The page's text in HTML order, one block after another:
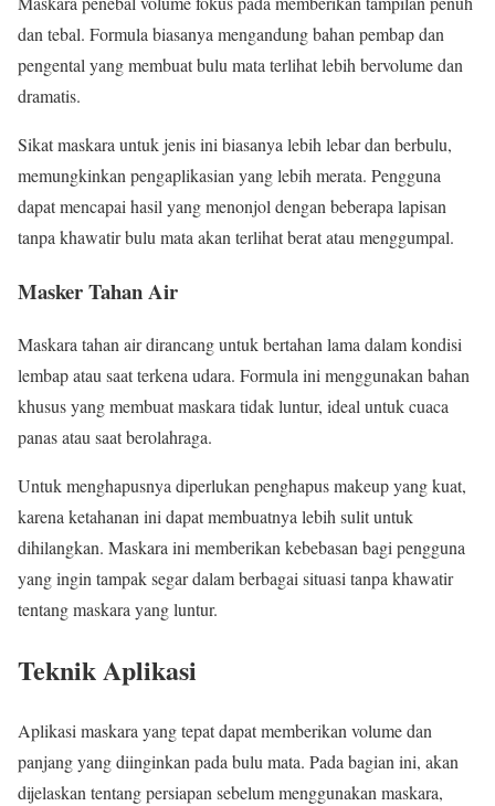
dan tebal. Formula biasanya mengandung bahan pembap dan
pengental yang membuat bulu mata terlihat lebih bervolume dan
dramatis.
Sikat maskara untuk jenis ini biasanya lebih lebar dan berbulu,
memungkinkan pengaplikasian yang lebih merata. Pengguna
dapat mencapai hasil yang menonjol dengan beberapa lapisan
tanpa khawatir bulu mata akan terlihat berat atau menggumpal.
Masker Tahan Air
Maskara tahan air dirancang untuk bertahan lama dalam kondisi
lembap atau saat terkena udara. Formula ini menggunakan bahan
khusus yang membuat maskara tidak luntur, ideal untuk cuaca
panas atau saat berolahraga.
Untuk menghapusnya diperlukan penghapus makeup yang kuat,
karena ketahanan ini dapat membuatnya lebih sulit untuk
dihilangkan. Maskara ini memberikan kebebasan bagi pengguna
yang ingin tampak segar dalam berbagai situasi tanpa khawatir
tentang maskara yang luntur.
Teknik Aplikasi
Aplikasi maskara yang tepat dapat memberikan volume dan
panjang yang diinginkan pada bulu mata. Pada bagian ini, akan
dijelaskan tentang persiapan sebelum menggunakan maskara,